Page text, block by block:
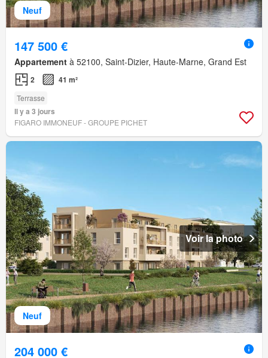
Neuf
147 500 €
Appartement à 52100, Saint-Dizier, Haute-Marne, Grand Est
2 41 m²
Terrasse
Il y a 3 jours
FIGARO IMMONEUF - GROUPE PICHET
Neuf
Voir la photo
204 000 €